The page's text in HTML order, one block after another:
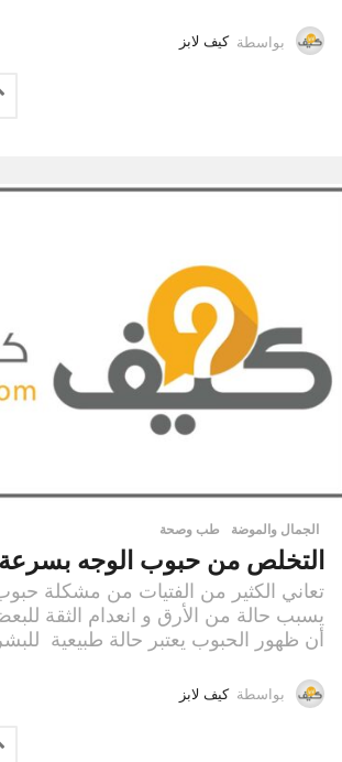
بواسطة كيف لابز
الجمال والموضة ,
طب وصحة
التخلص من حبوب الوجه بسرعة
تعاني الكثير من الفتيات من مشكلة
يسبب حالة من الأرق و انعدام الثقة
أن ظهور الحبوب يعتبر حالة طبيعية
بواسطة كيف لابز